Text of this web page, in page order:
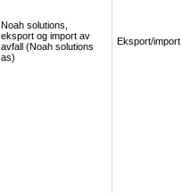
Noah solutions,
eksport og import av
avfall (Noah solutions
as)
Eksport/import